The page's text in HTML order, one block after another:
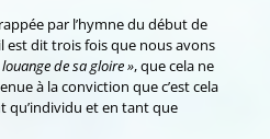
par l’hymne du début de
est dit trois fois que nous avons
de sa gloire », que cela ne
à la conviction que c’est cela
qu’individu et en tant que